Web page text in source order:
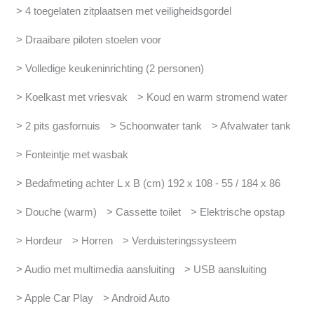
> 4 toegelaten zitplaatsen met veiligheidsgordel
> Draaibare piloten stoelen voor
> Volledige keukeninrichting (2 personen)
> Koelkast met vriesvak > Koud en warm stromend water
> 2 pits gasfornuis > Schoonwater tank > Afvalwater tank
> Fonteintje met wasbak
> Bedafmeting achter L x B (cm) 192 x 108 - 55 / 184 x 86
> Douche (warm) > Cassette toilet > Elektrische opstap
> Hordeur > Horren > Verduisteringssysteem
> Audio met multimedia aansluiting > USB aansluiting
> Apple Car Play > Android Auto